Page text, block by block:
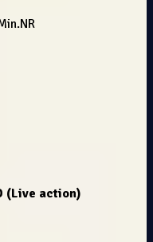
NR
(Live action)